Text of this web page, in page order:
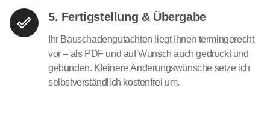
5. Fertigstellung & Übergabe
Ihr Bauschadengutachten liegt Ihnen termingerecht
vor – als PDF und auf Wunsch auch gedruckt und
gebunden. Kleinere Änderungswünsche setze ich
selbstverständlich kostenfrei um.